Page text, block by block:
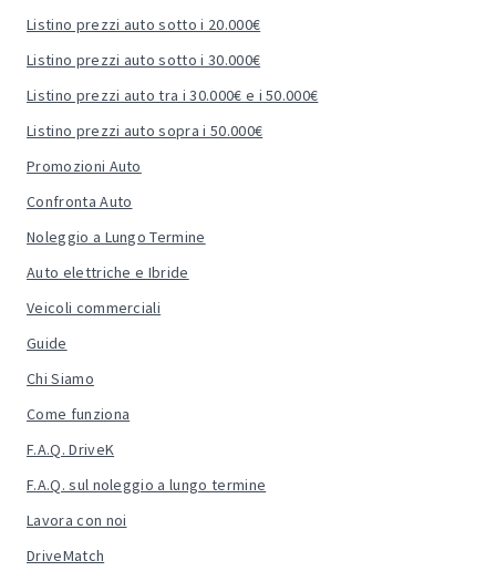
Listino prezzi auto sotto i 20.000€
Listino prezzi auto sotto i 30.000€
Listino prezzi auto tra i 30.000€ e i 50.000€
Listino prezzi auto sopra i 50.000€
Promozioni Auto
Confronta Auto
Noleggio a Lungo Termine
Auto elettriche e Ibride
Veicoli commerciali
Guide
Chi Siamo
Come funziona
F.A.Q. DriveK
F.A.Q. sul noleggio a lungo termine
Lavora con noi
DriveMatch